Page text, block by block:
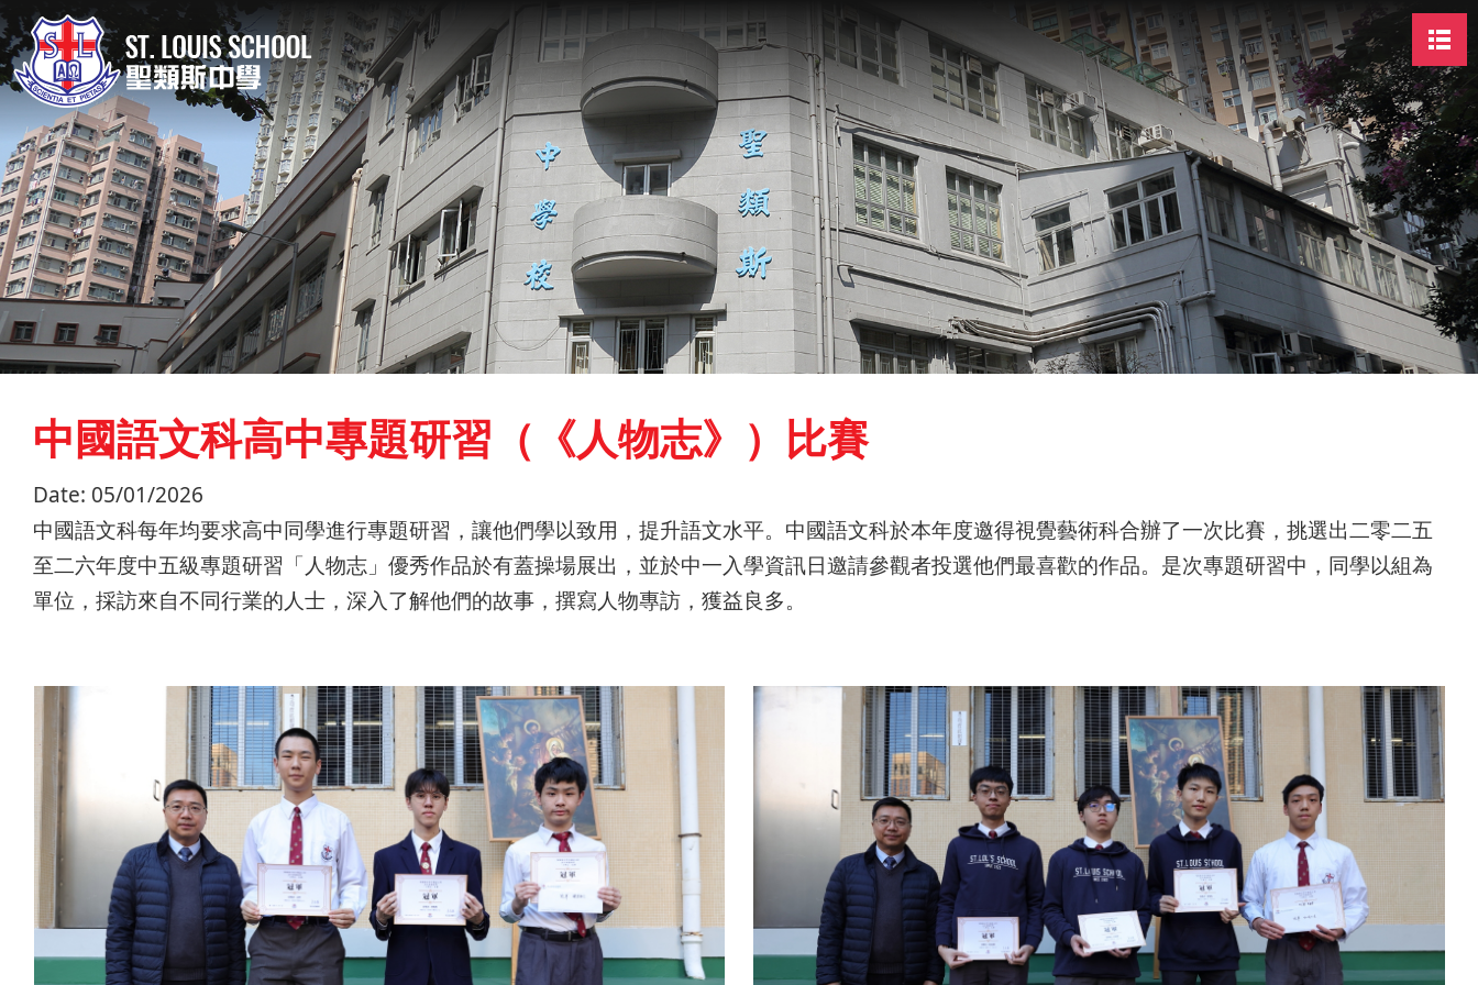
中國語文科高中專題研習（《人物志》）比賽
Date: 05/01/2026
中國語文科每年均要求高中同學進行專題研習，讓他們學以致用，提升語文水平。中國語文科於本年度邀得視覺藝術科合辦了一次比賽，挑選出二零二五
至二六年度中五級專題研習「人物志」優秀作品於有蓋操場展出，並於中一入學資訊日邀請參觀者投選他們最喜歡的作品。是次專題研習中，同學以組為
單位，採訪來自不同行業的人士，深入了解他們的故事，撰寫人物專訪，獲益良多。